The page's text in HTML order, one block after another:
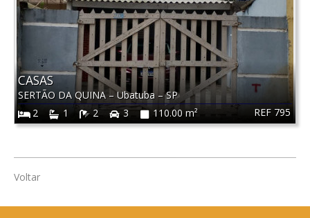
REF 795
CASAS
SERTÃO DA QUINA –Ubatuba –SP
2
1 2 3 110.00 m²
Voltar